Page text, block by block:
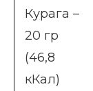
Курага –
20 гр
(46,8
кКал)